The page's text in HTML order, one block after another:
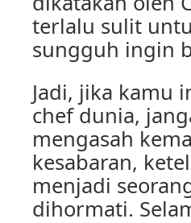
terlalu sulit
sungguh ingin
Jadi, jika kamu
chef dunia,
mengasah
kesabaran,
menjadi
dihormati.